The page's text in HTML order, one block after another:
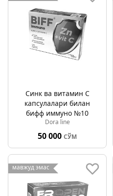
Синк ва витамин C
капсулалари билан
бифф иммуно №10
Dora line
50 000 СЎМ
мавжуд эмас